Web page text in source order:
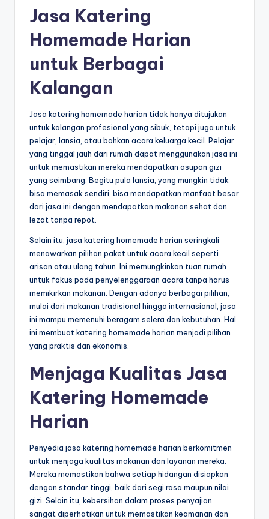
Jasa Katering
Homemade Harian
untuk Berbagai
Kalangan
Jasa katering homemade harian tidak hanya ditujukan
untuk kalangan profesional yang sibuk, tetapi juga untuk
pelajar, lansia, atau bahkan acara keluarga kecil. Pelajar
yang tinggal jauh dari rumah dapat menggunakan jasa ini
untuk memastikan mereka mendapatkan asupan gizi
yang seimbang. Begitu pula lansia, yang mungkin tidak
bisa memasak sendiri, bisa mendapatkan manfaat besar
dari jasa ini dengan mendapatkan makanan sehat dan
lezat tanpa repot.
Selain itu, jasa katering homemade harian seringkali
menawarkan pilihan paket untuk acara kecil seperti
arisan atau ulang tahun. Ini memungkinkan tuan rumah
untuk fokus pada penyelenggaraan acara tanpa harus
memikirkan makanan. Dengan adanya berbagai pilihan,
mulai dari makanan tradisional hingga internasional, jasa
ini mampu memenuhi beragam selera dan kebutuhan. Hal
ini membuat katering homemade harian menjadi pilihan
yang praktis dan ekonomis.
Menjaga Kualitas Jasa
Katering Homemade
Harian
Penyedia jasa katering homemade harian berkomitmen
untuk menjaga kualitas makanan dan layanan mereka.
Mereka memastikan bahwa setiap hidangan disiapkan
dengan standar tinggi, baik dari segi rasa maupun nilai
gizi. Selain itu, kebersihan dalam proses penyajian
sangat diperhatikan untuk memastikan keamanan dan